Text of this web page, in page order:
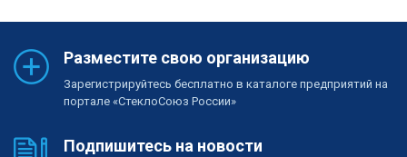
Разместите свою организацию
Зарегистрируйтесь бесплатно в каталоге предприятий на
портале «СтеклоСоюз России»
Подпишитесь на новости